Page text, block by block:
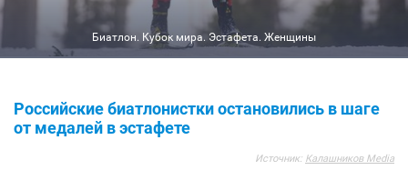
Биатлон. Кубок мира. Эстафета. Женщины
Российские биатлонистки остановились в шаге
от медалей в эстафете
Источник: Калашников Media